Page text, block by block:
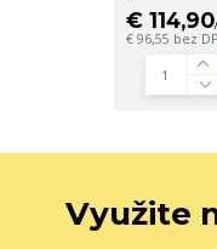
€ 114,90
€ 96,55 bez
Využite